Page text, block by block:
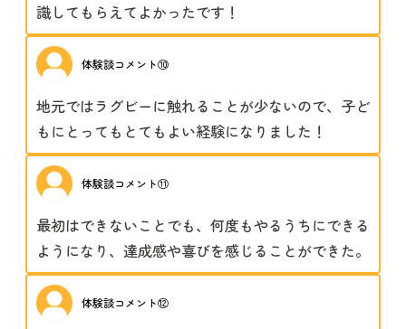
識してもらえてよかったです！
体験談コメント⑩
地元ではラグビーに触れることが少ないので、子ど
もにとってもとてもよい経験になりました！
体験談コメント⑪
最初はできないことでも、何度もやるうちにできる
ようになり、達成感や喜びを感じることができた。
体験談コメント⑫